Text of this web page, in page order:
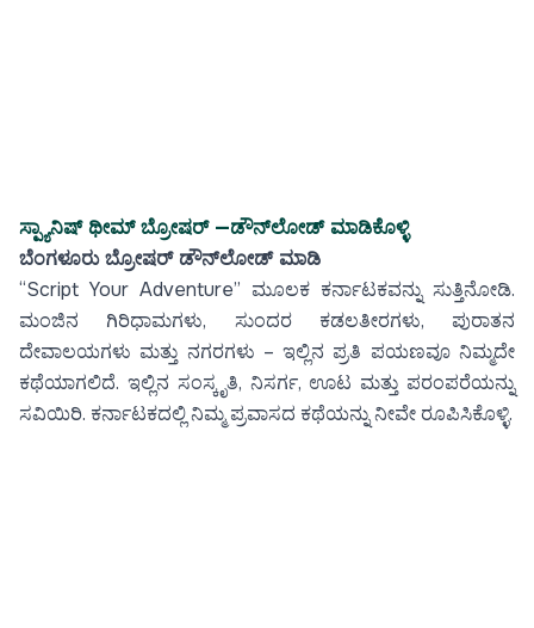
ಸ್ಪ್ಯಾನಿಷ್ ಥೀಮ್ ಬ್ರೋಷರ್ —ಡೌನ್‌ಲೋಡ್ ಮಾಡಿಕೊಳ್ಳಿ
ಬೆಂಗಳೂರು ಬ್ರೋಷರ್ ಡೌನ್‌ಲೋಡ್ ಮಾಡಿ
“Script Your Adventure” ಮೂಲಕ ಕರ್ನಾಟಕವನ್ನು ಸುತ್ತಿನೋಡಿ.
ಮಂಜಿನ ಗಿರಿಧಾಮಗಳು, ಸುಂದರ ಕಡಲತೀರಗಳು, ಪುರಾತನ
ದೇವಾಲಯಗಳು ಮತ್ತು ನಗರಗಳು – ಇಲ್ಲಿನ ಪ್ರತಿ ಪಯಣವೂ ನಿಮ್ಮದೇ
ಕಥೆಯಾಗಲಿದೆ. ಇಲ್ಲಿನ ಸಂಸ್ಕೃತಿ, ನಿಸರ್ಗ, ಊಟ ಮತ್ತು ಪರಂಪರೆಯನ್ನು
ಸವಿಯಿರಿ. ಕರ್ನಾಟಕದಲ್ಲಿ ನಿಮ್ಮ ಪ್ರವಾಸದ ಕಥೆಯನ್ನು ನೀವೇ ರೂಪಿಸಿಕೊಳ್ಳಿ.